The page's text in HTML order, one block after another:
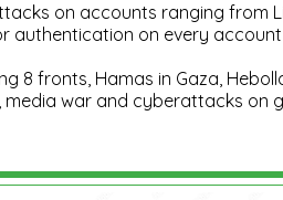
on accounts ranging from
authentication on every
8 fronts, Hamas in Gaza,
media war and cyberattacks